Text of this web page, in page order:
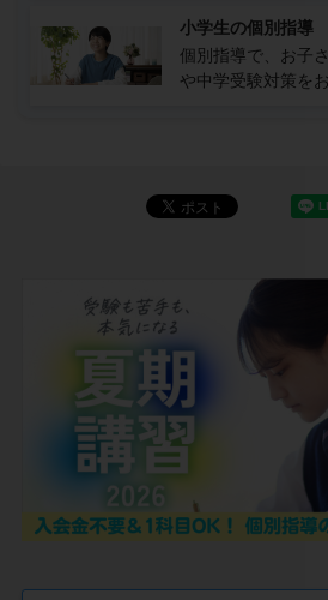
小学生の個別指導
個別指導で、お子
や中学受験対策を